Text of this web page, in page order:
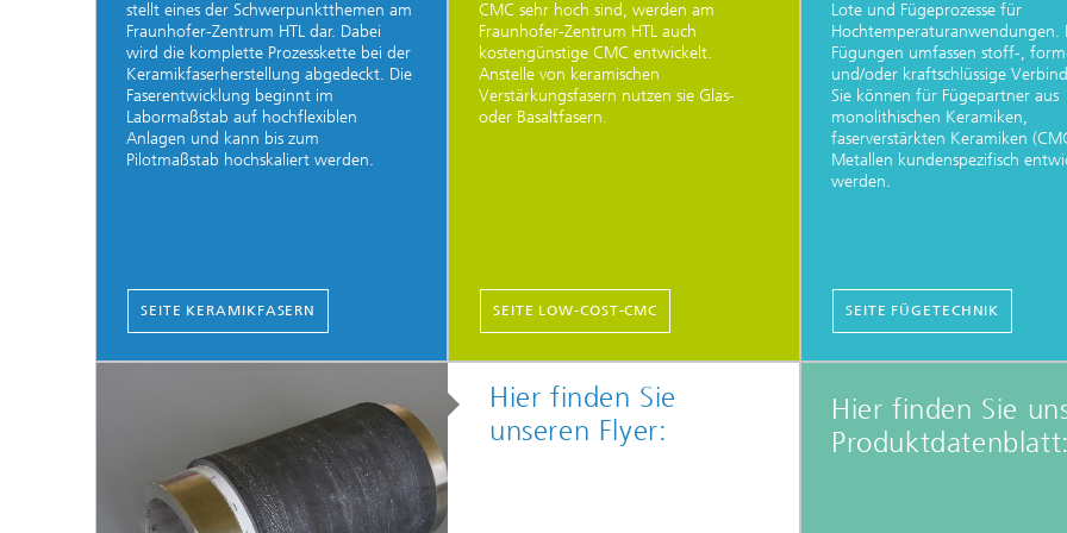
stellt eines der Schwerpunktthemen am
Fraunhofer-Zentrum HTL dar. Dabei
wird die komplette Prozesskette bei der
Keramikfaserherstellung abgedeckt. Die
Faserentwicklung beginnt im
Labormaßstab auf hochflexiblen
Anlagen und kann bis zum
Pilotmaßstab hochskaliert werden.
SEITE KERAMIKFASERN
CMC sehr hoch sind, werden am
Fraunhofer-Zentrum HTL auch
kostengünstige CMC entwickelt.
Anstelle von keramischen
Verstärkungsfasern nutzen sie Glas-
oder Basaltfasern.
SEITE LOW-COST-CMC
Lote und Fügeprozesse für
Hochtemperaturanwendungen.
Fügungen umfassen stoff-,
und/oder kraftschlüssige
Sie können für Fügepartner aus
monolithischen Keramiken,
faserverstärkten Keramiken
Metallen kundenspezifisch
werden.
SEITE FÜGETECHNIK
Hier finden Sie
unseren Flyer:
Hier finden Sie
Produktdatenblatt: